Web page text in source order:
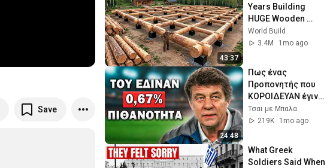
Save
43:37
Years Building
HUGE Wooden
House for his
Family | Start to
@bjornbrenton
World Build
3.4M
1mo ago
24:48
Πως ένας
Προπονητής που
ΚΟΡΟΙΔΕΥΑΝ έγινε
ΒΑΣΙΛΙΑΣ της
Ευρώπης! | Ότο
Τσαι με Μπαλα
219K
1mo ago
What Greek
Soldiers Said When